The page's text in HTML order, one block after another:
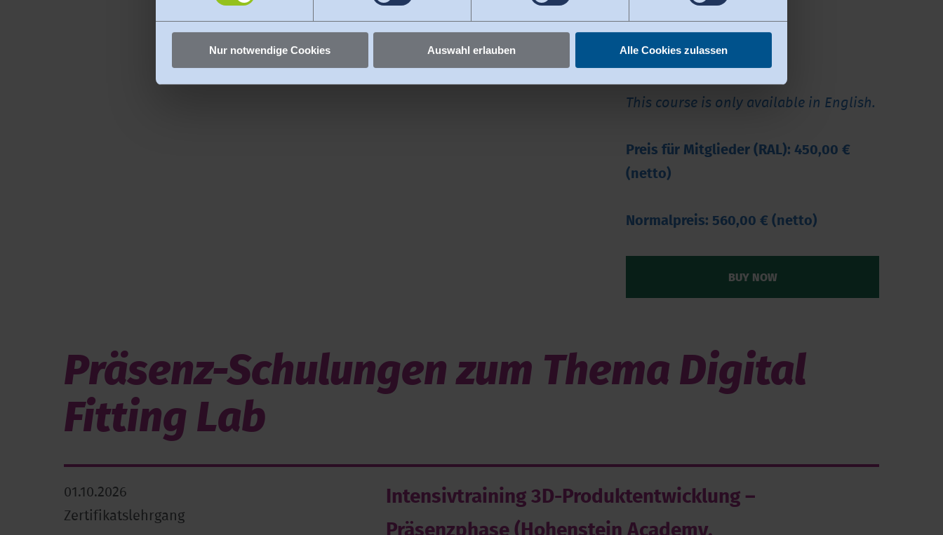
Nur notwendige Cookies Auswahl erlauben Alle Cookies zulassen
purchasing the course.
Total duration: 130 min.
This course is only available in English.
Preis für Mitglieder (RAL): 450,00 €
(netto)
Normalpreis: 560,00 € (netto)
BUY NOW
Präsenz-Schulungen zum Thema Digital
Fitting Lab
01.10.2026
Zertifikatslehrgang
Intensiv­training 3D-Produktentwicklung –
Präsenzphase (Hohenstein Academy,